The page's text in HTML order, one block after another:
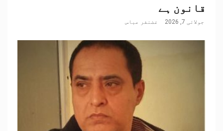
قانون ہے
جولائی 7, 2026 غضنفر عباس